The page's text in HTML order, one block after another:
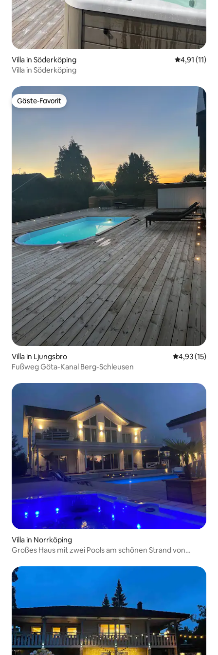
Villa in Söderköping
4,91 (11)
Villa in Söderköping
Gäste-Favorit
Gäste-Favorit
Villa in Ljungsbro
4,93 (15)
Fußweg Göta-Kanal Berg-Schleusen
Villa in Norrköping
Großes Haus mit zwei Pools am schönen Strand von